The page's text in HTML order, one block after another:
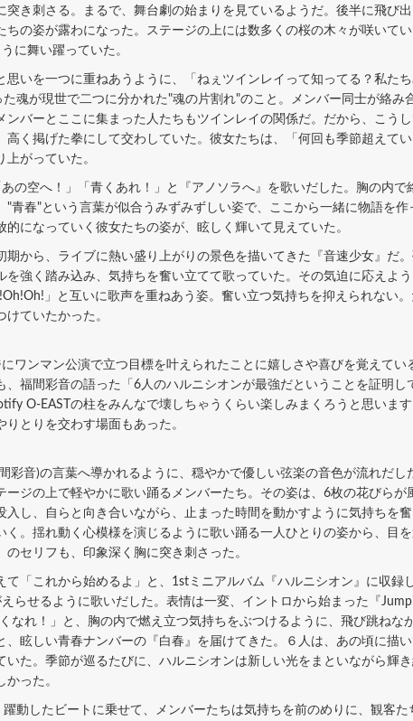
き刺さる。まるで、舞台劇の始まりを見ているようだ。後半に飛び
の姿が露わになった。ステージの上には数多くの桜の木々が咲いて
に舞い躍っていた。
いを一つに重ねあうように、「ねぇツインレイって知ってる？私た
魂が現世で二つに分かれた"魂の片割れ"のこと。メンバー同士が絡み
バーとここに集まった人たちもツインレイの関係だ。だから、こう
く掲げた拳にして交わしていた。彼女たちは、「何回も季節超えて
がっていた。
の空へ！」「青くあれ！」と『アノソラへ』を歌いだした。胸の内で
青春"という言葉が似合うみずみずしい姿で、ここから一緒に物語を作
になっていく彼女たちの姿が、眩しく輝いて見えていた。
から、ライブに熱い盛り上がりの景色を描いてきた『音速少女』だ
強く踏み込み、気持ちを奮い立てて歌っていた。その気迫に応えよ
」と互いに歌声を重ねあう姿。奮い立つ気持ちを抑えられない
ていたかった。
ワンマン公演で立つ目標を叶えられたことに嬉しさや喜びを覚えてい
福間彩音の語った「6人のハルニシオンが最強だということを証明し
O-EASTの柱をみんなで壊しちゃうくらい楽しみまくろうと思います
とりを交わす場面もあった。
音)の言葉へ導かれるように、穏やかで優しい弦楽の音色が流れだし
ジの上で軽やかに歌い踊るメンバーたち。その姿は、6枚の花びらが
し、自らと向き合いながら、止まった時間を動かすように気持ちを
。揺れ動く心模様を演じるように歌い踊る一人ひとりの姿から、目
セリフも、印象深く胸に突き刺さった。
「これから始めるよ」と、1stミニアルバム『ハルニシオン』に収録
らせるように歌いだした。表情は一変、イントロから始まった『
なれ！」と、胸の内で燃え立つ気持ちをぶつけるように、飛び跳ねな
眩しい青春ナンバーの『白春』を届けてきた。６人は、あの頃に描
た。季節が巡るたびに、ハルニシオンは新しい光をまといながら輝
った。
動したビートに乗せて、メンバーたちは気持ちを前のめりに、観客た